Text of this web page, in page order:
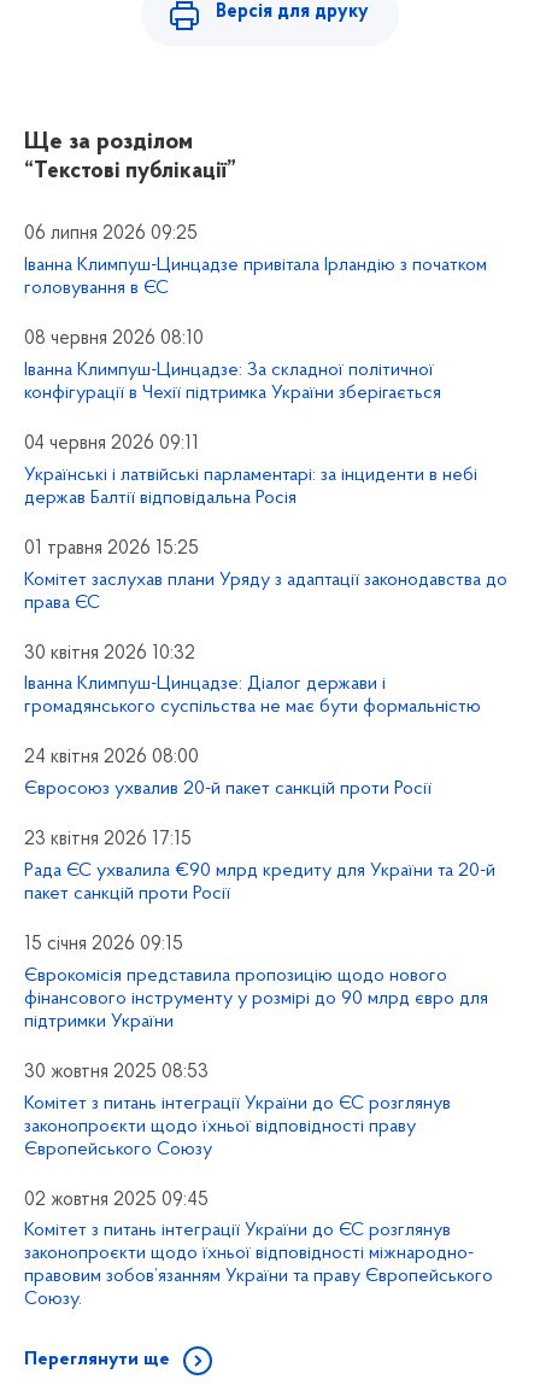
Версія для друку
Ще за розділом
“Текстові публікації”
06 липня 2026 09:25
Іванна Климпуш-Цинцадзе привітала Ірландію з початком
головування в ЄС
08 червня 2026 08:10
Іванна Климпуш-Цинцадзе: За складної політичної
конфігурації в Чехії підтримка України зберігається
04 червня 2026 09:11
Українські і латвійські парламентарі: за інциденти в небі
держав Балтії відповідальна Росія
01 травня 2026 15:25
Комітет заслухав плани Уряду з адаптації законодавства до
права ЄС
30 квітня 2026 10:32
Іванна Климпуш-Цинцадзе: Діалог держави і
громадянського суспільства не має бути формальністю
24 квітня 2026 08:00
Євросоюз ухвалив 20-й пакет санкцій проти Росії
23 квітня 2026 17:15
Рада ЄС ухвалила €90 млрд кредиту для України та 20-й
пакет санкцій проти Росії
15 січня 2026 09:15
Єврокомісія представила пропозицію щодо нового
фінансового інструменту у розмірі до 90 млрд євро для
підтримки України
30 жовтня 2025 08:53
Комітет з питань інтеграції України до ЄС розглянув
законопроєкти щодо їхньої відповідності праву
Європейського Союзу
02 жовтня 2025 09:45
Комітет з питань інтеграції України до ЄС розглянув
законопроєкти щодо їхньої відповідності міжнародно-
правовим зобов’язанням України та праву Європейського
Союзу.
Переглянути ще